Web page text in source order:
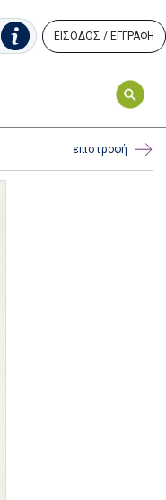
ΕΙΣΟΔΟΣ / ΕΓΓΡΑΦΗ
επιστροφή